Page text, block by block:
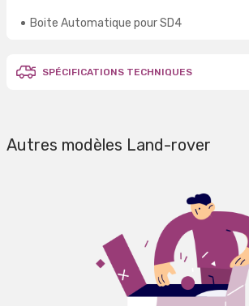
Boite Automatique pour SD4
SPÉCIFICATIONS TECHNIQUES
Autres modèles Land-rover